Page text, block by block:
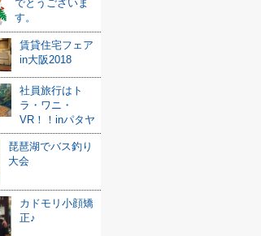
でとうございま
す。
賃貸住宅フェア
in大阪2018
社員旅行はト
ラ・ワニ・
VR！！inパタヤ
琵琶湖でバス釣り
大会
カドモリ小顔矯
正♪